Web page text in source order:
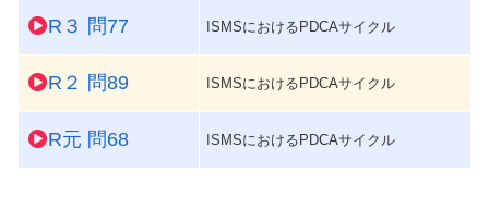
R３ 問77 ISMSにおけるPDCAサイクル
R２ 問89 ISMSにおけるPDCAサイクル
R元 問68 ISMSにおけるPDCAサイクル